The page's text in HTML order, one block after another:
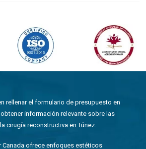
rellenar el formulario de presupuesto en
información relevante sobre las
cirugía reconstructiva en Túnez.
Canada ofrece enfoques estéticos